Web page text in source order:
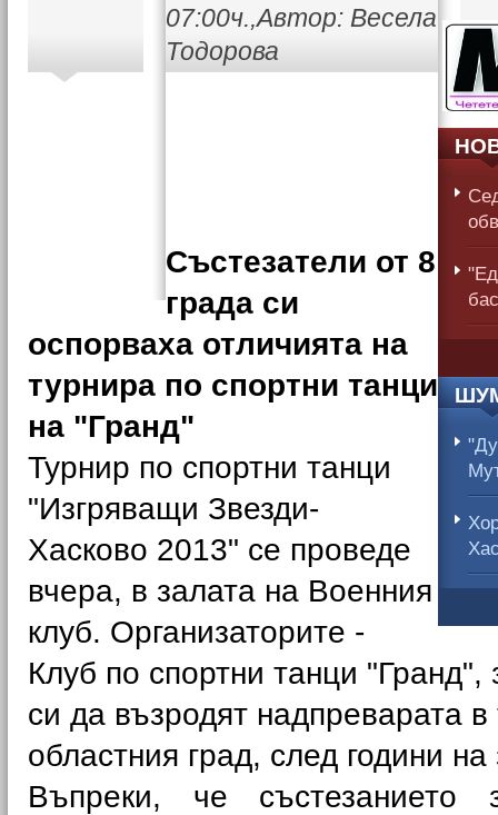
07:00ч.,Автор: Весела
Тодорова
Състезатели от 8
града си
оспорваха отличията на
турнира по спортни танци
на "Гранд"
Турнир по спортни танци
"Изгряващи Звезди-
Хасково 2013" се проведе
вчера, в залата на Военния
клуб. Организаторите -
Клуб по спортни танци
си да възродят надпреварата в
областния град, след години
Въпреки, че състезанието